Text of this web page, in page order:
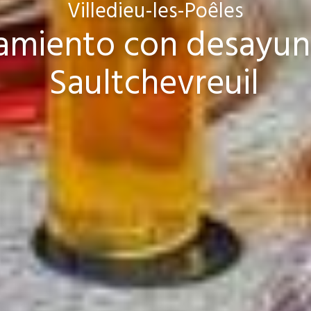
Villedieu-les-Poêles
con
Saultchevreuil